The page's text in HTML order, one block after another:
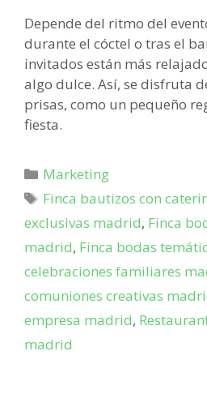
Depende del ritmo del
durante el cóctel o tras el
invitados están más
algo dulce. Así, se disfruta
prisas, como un pequeño
fiesta.
Marketing
Finca bautizos con
exclusivas madrid, Finca
madrid, Finca bodas
celebraciones familiares
comuniones creativas
empresa madrid,
madrid